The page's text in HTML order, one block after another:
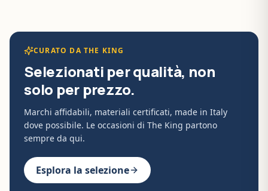
CURATO DA THE KING
Selezionati per qualità, non
solo per prezzo.
Marchi affidabili, materiali certificati, made in Italy
dove possibile. Le occasioni di The King partono
sempre da qui.
Esplora la selezione